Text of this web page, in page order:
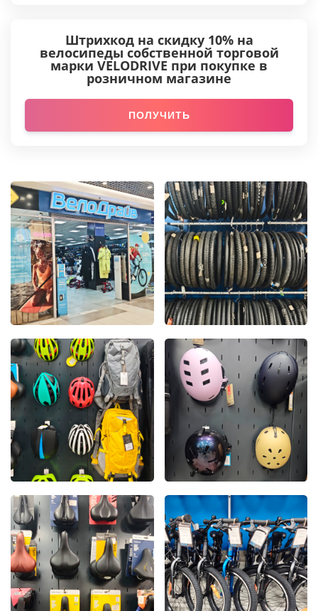
Штрихкод на скидку 10% на
велосипеды собственной торговой
марки VELODRIVE при покупке в
розничном магазине
ПОЛУЧИТЬ